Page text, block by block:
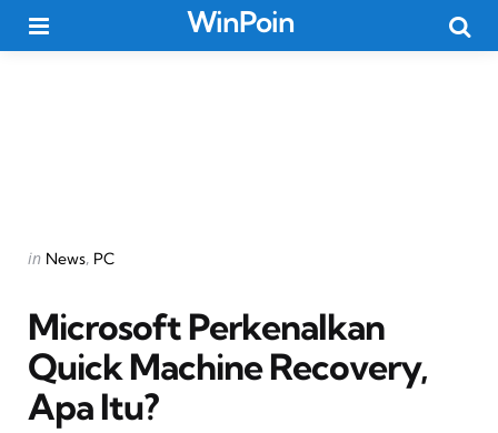
WinPoin
Categories
Posted
in News PC
Microsoft Perkenalkan
Quick Machine Recovery,
Apa Itu?